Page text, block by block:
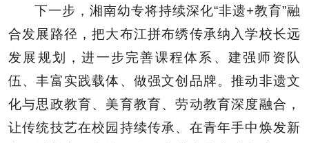
下一步，湘南幼专将持续深化“非遗+教育”融
合发展路径，把大布江拼布绣传承纳入学校长远
发展规划，进一步完善课程体系、建强师资队
伍、丰富实践载体、做强文创品牌。推动非遗文
化与思政教育、美育教育、劳动教育深度融合，
让传统技艺在校园持续传承、在青年手中焕发新